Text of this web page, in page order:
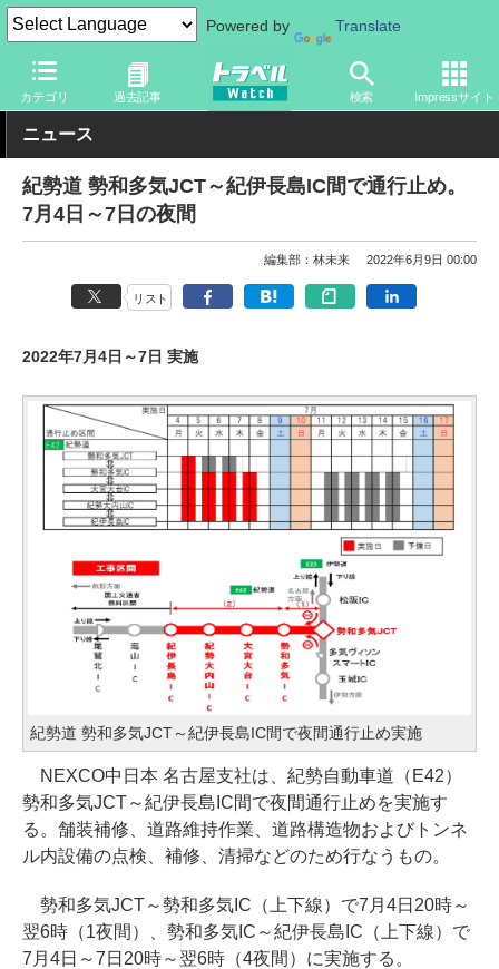
Powered by Translate
カテゴリ 過去記事 検索 Impressサイト
トラベル Watch 企業・政府・官庁 道路 NEXCO
ニュース
紀勢道 勢和多気JCT～紀伊長島IC間で通行止め。
7月4日～7日の夜間
編集部：林未来 2022年6月9日 00:00
リスト
2022年7月4日～7日 実施
紀勢道 勢和多気JCT～紀伊長島IC間で夜間通行止め実施
NEXCO中日本 名古屋支社は、紀勢自動車道（E42）
勢和多気JCT～紀伊長島IC間で夜間通行止めを実施す
る。舗装補修、道路維持作業、道路構造物およびトンネ
ル内設備の点検、補修、清掃などのため行なうもの。
勢和多気JCT～勢和多気IC（上下線）で7月4日20時～
翌6時（1夜間）、勢和多気IC～紀伊長島IC（上下線）で
7月4日～7日20時～翌6時（4夜間）に実施する。